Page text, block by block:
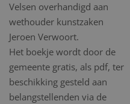
Velsen overhandigd aan
wethouder kunstzaken
Jeroen Verwoort.
Het boekje wordt door de
gemeente gratis, als pdf, ter
beschikking gesteld aan
belangstellenden via de